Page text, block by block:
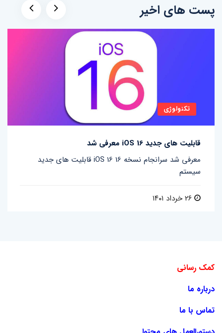
پست های اخیر
تکنولوژی
قابلیت های جدید iOS 16 معرفی شد
قابلیت های جدید iOS 16 معرفی شد سرانجام نسخه 16
سیستم
کمک رسانی
درباره ما
تماس با ما